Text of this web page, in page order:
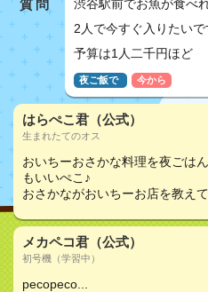
質問
渋谷駅前でお魚が食べ
2人で今すぐ入りたいで
予算は1人二千円ほど
夜ご飯で 今から
はらぺこ君（公式）
生まれたてのオス
おいちーおさかな料理を夜ごは
もいいぺこ♪
おさかながおいちーお店を教え
メカペコ君（公式）
初号機（学習中）
pecopeco...